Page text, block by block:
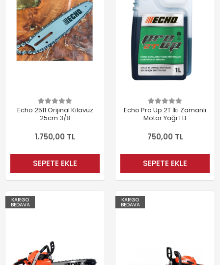
Echo 2511 Orijinal Kılavuz
25cm 3/8
1.750,00 TL
SEPETE EKLE
Echo Pro Up 2T İki Zamanlı
Motor Yağı 1 Lt
750,00 TL
SEPETE EKLE
KARGO
BEDAVA
KARGO
BEDAVA